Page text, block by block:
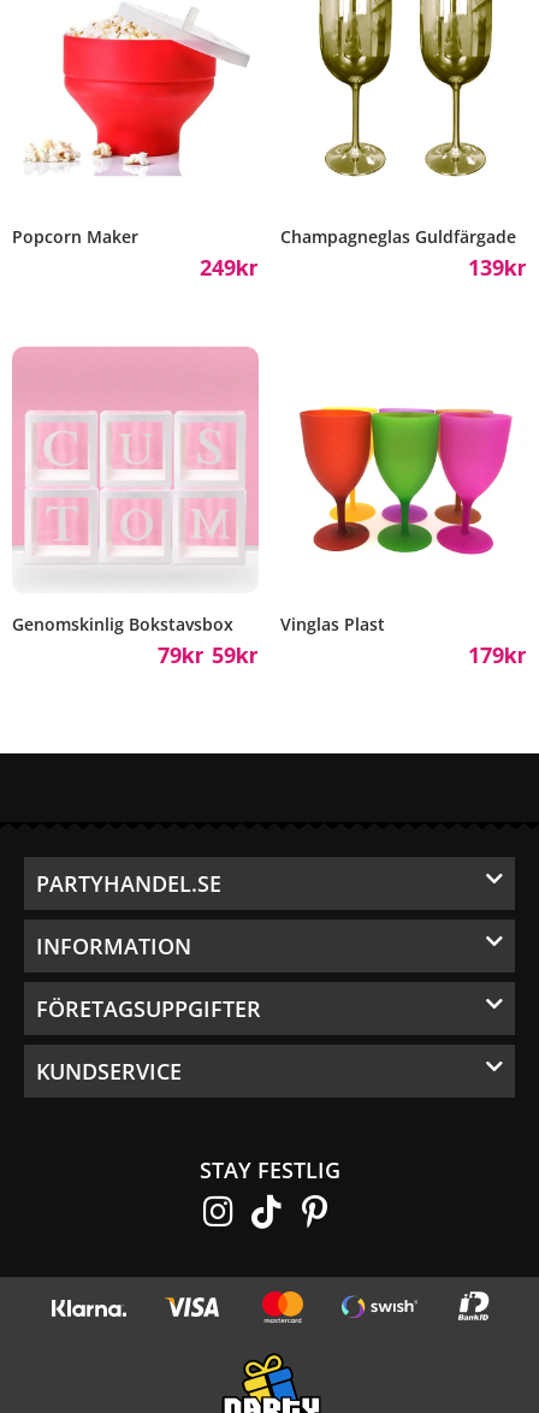
Popcorn Maker
249Kr
Champagneglas Guldfärgade
139Kr
Genomskinlig Bokstavsbox
59Kr
79Kr
Vinglas Plast
179Kr
PARTYHANDEL.SE
INFORMATION
FÖRETAGSUPPGIFTER
KUNDSERVICE
STAY FESTLIG